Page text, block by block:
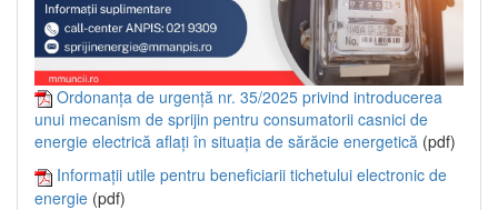
Ordonanța de urgență nr. 35/2025 privind introducerea
unui mecanism de sprijin pentru consumatorii casnici de
energie electrică aflați în situația de sărăcie energetică (pdf)
Informații utile pentru beneficiarii tichetului electronic de
energie (pdf)